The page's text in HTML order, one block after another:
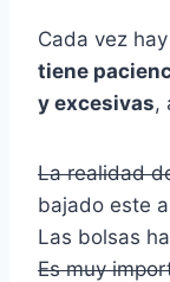
Cada vez
tiene
y excesivas,
La realidad
bajado este
Las bolsas
Es muy